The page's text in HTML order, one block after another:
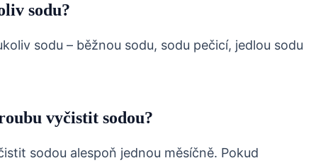
sodu?
sodu – běžnou sodu, sodu pečicí, jedlou sodu
vyčistit sodou?
sodou alespoň jednou měsíčně. Pokud